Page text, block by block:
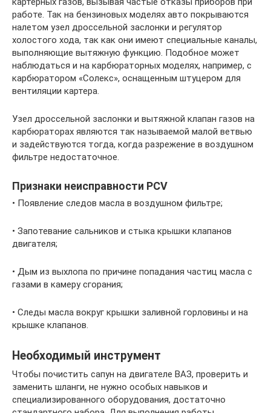
работе. Так на бензиновых моделях авто покрываются
налетом узел дроссельной заслонки и регулятор
холостого хода, так как они имеют специальные каналы,
выполняющие вытяжную функцию. Подобное может
наблюдаться и на карбюраторных моделях, например, с
карбюратором «Солекс», оснащенным штуцером для
вентиляции картера.
Узел дроссельной заслонки и вытяжной клапан газов на
карбюраторах являются так называемой малой ветвью
и задействуются тогда, когда разрежение в воздушном
фильтре недостаточное.
Признаки неисправности PCV
• Появление следов масла в воздушном фильтре;
• Запотевание сальников и стыка крышки клапанов
двигателя;
• Дым из выхлопа по причине попадания частиц масла с
газами в камеру сгорания;
• Следы масла вокруг крышки заливной горловины и на
крышке клапанов.
Необходимый инструмент
Чтобы почистить сапун на двигателе ВАЗ, проверить и
заменить шланги, не нужно особых навыков и
специализированного оборудования, достаточно